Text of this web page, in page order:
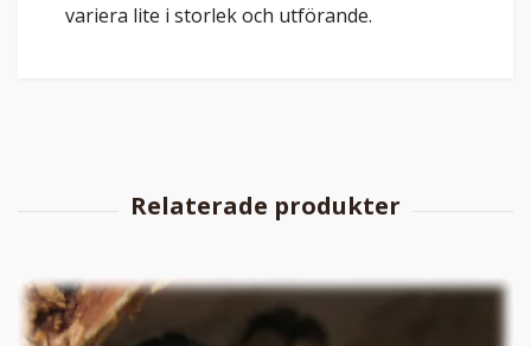
variera lite i storlek och utförande.